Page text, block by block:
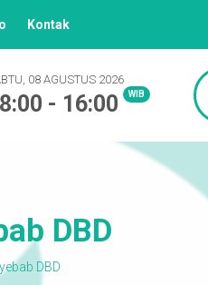
Kontak
08 AGUSTUS 2026
- 16:00 WIB
DBD
DBD